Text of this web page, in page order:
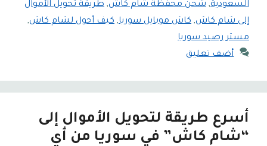
السعودية, شحن محفظة شام كاش, طريقة تحويل الأموال
إلى شام كاش, كاش موبايل سوريا, كيف أحول لشام كاش,
مستر رصيد سوريا
أضف تعليق
أسرع طريقة لتحويل الأموال إلى
“شام كاش” في سوريا من أي